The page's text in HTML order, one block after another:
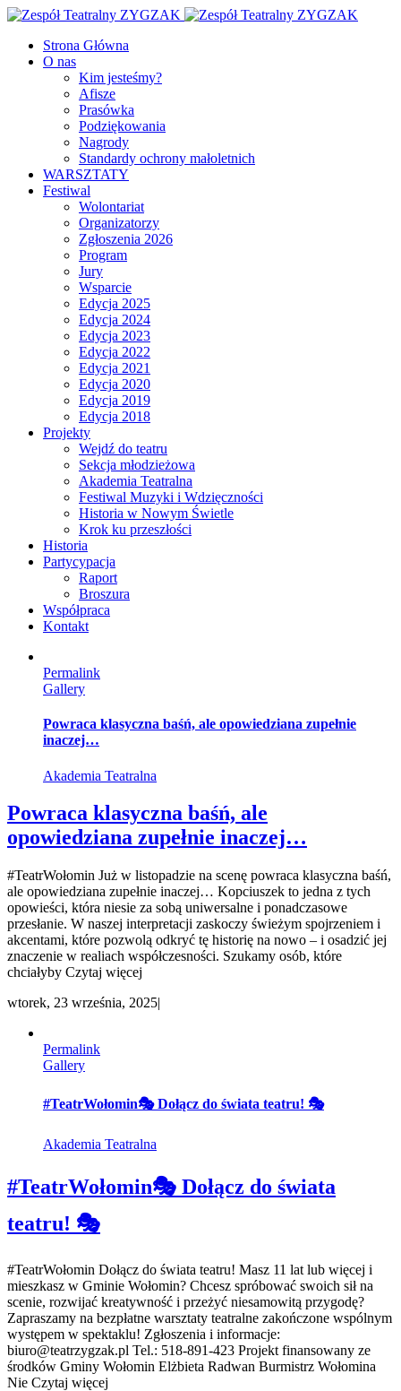
Facebook
Youtube
Strona Główna
O nas
Kim jesteśmy?
Afisze
Prasówka
Podziękowania
Nagrody
Standardy ochrony małoletnich
WARSZTATY
Festiwal
Wolontariat
Organizatorzy
Zgłoszenia 2026
Program
Jury
Wsparcie
Edycja 2025
Edycja 2024
Edycja 2023
Edycja 2022
Edycja 2021
Edycja 2020
Edycja 2019
Edycja 2018
Projekty
Wejdź do teatru
Sekcja młodzieżowa
Akademia Teatralna
Festiwal Muzyki i Wdzięczności
Historia w Nowym Świetle
Krok ku przeszłości
Historia
Partycypacja
Raport
Broszura
Współpraca
Kontakt
Permalink
Gallery
Powraca klasyczna baśń, ale opowiedziana zupełnie
inaczej…
Akademia Teatralna
Powraca klasyczna baśń, ale
opowiedziana zupełnie inaczej…
#TeatrWołomin Już w listopadzie na scenę powraca klasyczna baśń,
ale opowiedziana zupełnie inaczej… Kopciuszek to jedna z tych
opowieści, która niesie za sobą uniwersalne i ponadczasowe
przesłanie. W naszej interpretacji zaskoczy świeżym spojrzeniem i
akcentami, które pozwolą odkryć tę historię na nowo – i osadzić jej
znaczenie w realiach współczesności. Szukamy osób, które
chciałyby Czytaj więcej
wtorek, 23 września, 2025|
Permalink
Gallery
#TeatrWołomin🎭 Dołącz do świata teatru! 🎭
Akademia Teatralna
#TeatrWołomin🎭 Dołącz do świata
teatru! 🎭
#TeatrWołomin Dołącz do świata teatru! Masz 11 lat lub więcej i
mieszkasz w Gminie Wołomin? Chcesz spróbować swoich sił na
scenie, rozwijać kreatywność i przeżyć niesamowitą przygodę?
Zapraszamy na bezpłatne warsztaty teatralne zakończone wspólnym
występem w spektaklu! Zgłoszenia i informacje:
biuro@teatrzygzak.pl Tel.: 518-891-423 Projekt finansowany ze
środków Gminy Wołomin Elżbieta Radwan Burmistrz Wołomina
Nie Czytaj więcej